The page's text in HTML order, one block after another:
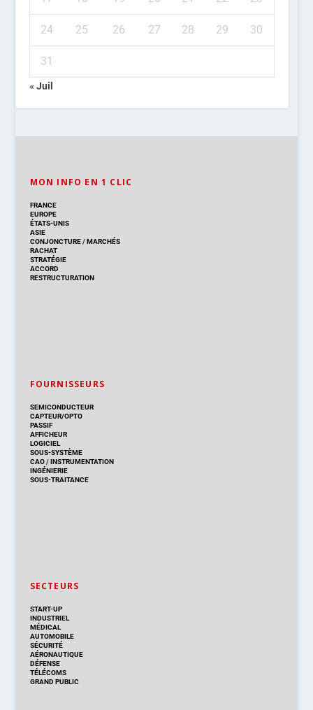
24 25 26 27 28 29 30
31
« Juil
MON INFO EN 1 CLIC
FRANCE
EUROPE
ÉTATS-UNIS
ASIE
CONJONCTURE/MARCHÉS
RACHAT
STRATÉGIE
ACCORD
RESTRUCTURATION
FOURNISSEURS
SEMICONDUCTEUR
CAPTEUR/OPTO
PASSIF
AFFICHEUR
LOGICIEL
SOUS-SYSTÈME
CAO/INSTRUMENTATION
INGÉNIERIE
SOUS-TRAITANCE
SECTEURS
START-UP
INDUSTRIEL
MÉDICAL
AUTOMOBILE
SÉCURITÉ
AÉRONAUTIQUE
DÉFENSE
TÉLÉCOMS
GRAND PUBLIC